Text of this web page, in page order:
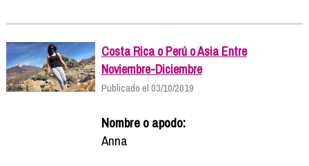
Costa Rica o Perú o Asia Entre
Noviembre-Diciembre
Publicado el 03/10/2019
Nombre o apodo:
Anna